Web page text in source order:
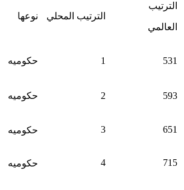
الترتيب
العالمي
الترتيب المحلي نوعها
531
1 حكوميه
593
2 حكوميه
651
3 حكوميه
715
4 حكوميه